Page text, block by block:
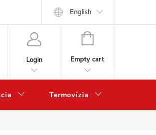
English
Login
SHOPPING
Empty cart
Termovízia